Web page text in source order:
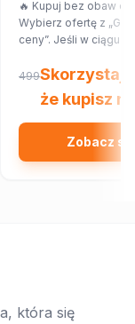
🔥 Kupuj bez obaw o
Wybierz ofertę z
ceny”. Jeśli w ciągu
innym sklepie,
różnicy w cenie w
Sprawdź!
499Skorzystaj
że kupisz
Zobacz
która się